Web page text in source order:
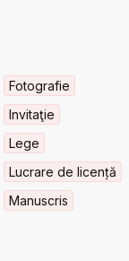
Fotografie
Invitaţie
Lege
Lucrare de licență
Manuscris